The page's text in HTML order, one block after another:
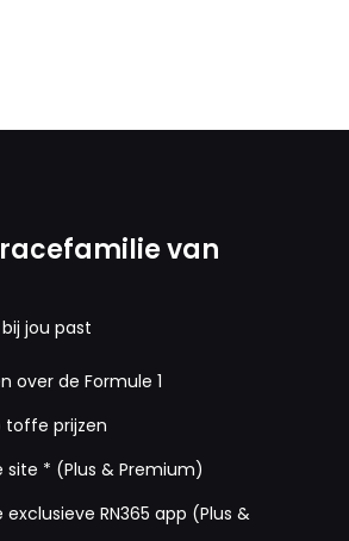
van
jou past
over de Formule 1
toffe prijzen
site * (Plus & Premium)
RN365 app (Plus &